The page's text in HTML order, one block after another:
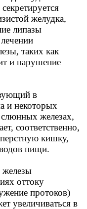
желудка,
липазы
таких как
и нарушение
в
и некоторых
слюнных железах,
соответственно,
кишку,
пищи.
железы
оттоку
протоков)
увеличиваться в